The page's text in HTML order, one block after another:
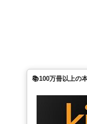
📚100万冊以上の